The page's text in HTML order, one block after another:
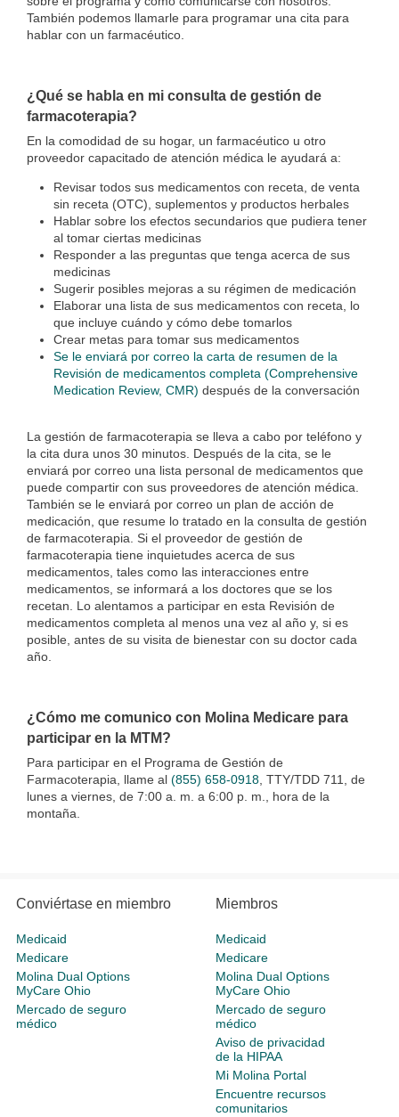
También podemos llamarle para programar una cita para
hablar con un farmacéutico.
¿Qué se habla en mi consulta de gestión de
farmacoterapia?
En la comodidad de su hogar, un farmacéutico u otro
proveedor capacitado de atención médica le ayudará a:
Revisar todos sus medicamentos con receta, de venta
sin receta (OTC), suplementos y productos herbales
Hablar sobre los efectos secundarios que pudiera tener
al tomar ciertas medicinas
Responder a las preguntas que tenga acerca de sus
medicinas
Sugerir posibles mejoras a su régimen de medicación
Elaborar una lista de sus medicamentos con receta, lo
que incluye cuándo y cómo debe tomarlos
Crear metas para tomar sus medicamentos
Se le enviará por correo la carta de resumen de la
Revisión de medicamentos completa (Comprehensive
Medication Review, CMR) después de la conversación
La gestión de farmacoterapia se lleva a cabo por teléfono y
la cita dura unos 30 minutos. Después de la cita, se le
enviará por correo una lista personal de medicamentos que
puede compartir con sus proveedores de atención médica.
También se le enviará por correo un plan de acción de
medicación, que resume lo tratado en la consulta de gestión
de farmacoterapia. Si el proveedor de gestión de
farmacoterapia tiene inquietudes acerca de sus
medicamentos, tales como las interacciones entre
medicamentos, se informará a los doctores que se los
recetan. Lo alentamos a participar en esta Revisión de
medicamentos completa al menos una vez al año y, si es
posible, antes de su visita de bienestar con su doctor cada
año.
¿Cómo me comunico con Molina Medicare para
participar en la MTM?
Para participar en el Programa de Gestión de
Farmacoterapia, llame al (855) 658-0918 , TTY/TDD 711, de
lunes a viernes, de 7:00 a. m. a 6:00 p. m., hora de la
montaña.
Conviértase en miembro
Medicaid
Medicare
Molina Dual Options
MyCare Ohio
Mercado de seguro
médico
Miembros
Medicaid
Medicare
Molina Dual Options
MyCare Ohio
Mercado de seguro
médico
Aviso de privacidad
de la HIPAA
Mi Molina Portal
Encuentre recursos
comunitarios